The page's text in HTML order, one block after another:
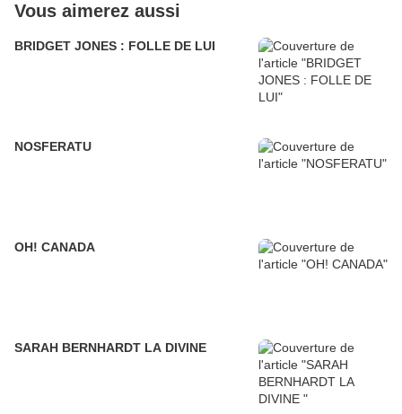
Vous aimerez aussi
BRIDGET JONES : FOLLE DE LUI
NOSFERATU
OH! CANADA
SARAH BERNHARDT LA DIVINE